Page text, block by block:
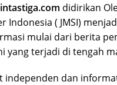
didirikan
Indonesia ( JMSI)
mulai dari berita
yang terjadi di tengah
independen dan